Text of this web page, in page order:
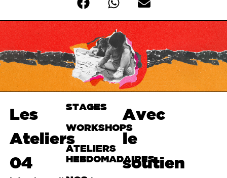
Les
Ateliers
04
STAGES
WORKSHOPS
ATELIERS
HEBDOMADAIRES
Avec
le
soutien